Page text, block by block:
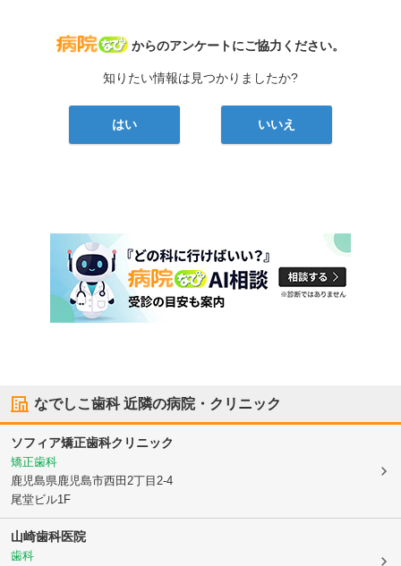
病院なび
からのアンケートにご協力ください。
知りたい情報は見つかりましたか?
はい いいえ
なでしこ歯科近隣の病院・クリニック
ソフィア矯正歯科クリニック
矯正歯科
鹿児島県鹿児島市西田2丁目2-4
尾堂ビル1F
山崎歯科医院
歯科